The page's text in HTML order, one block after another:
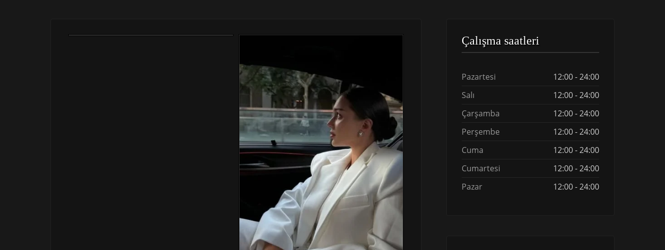
Çalışma saatleri
Pazartesi
12:00 - 24:00
Salı
12:00 - 24:00
Çarşamba
12:00 - 24:00
Perşembe
12:00 - 24:00
Cuma
12:00 - 24:00
Cumartesi
12:00 - 24:00
Pazar
12:00 - 24:00